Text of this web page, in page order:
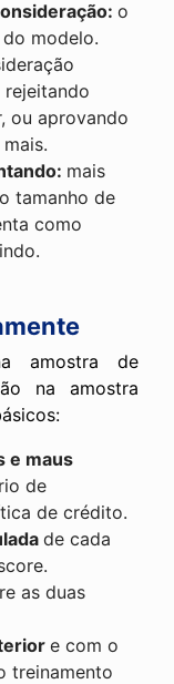
o
modelo.
rejeitando
ou aprovando
mais
tamanho de
como
amostra de
na amostra
e maus
de
de crédito.
de cada
as duas
e com o
treinamento